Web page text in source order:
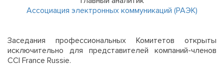
Ассоциация электронных коммуникаций (РАЭК)
Заседания профессиональных Комитетов открыты
исключительно для представителей компаний-членов
CCI France Russie.